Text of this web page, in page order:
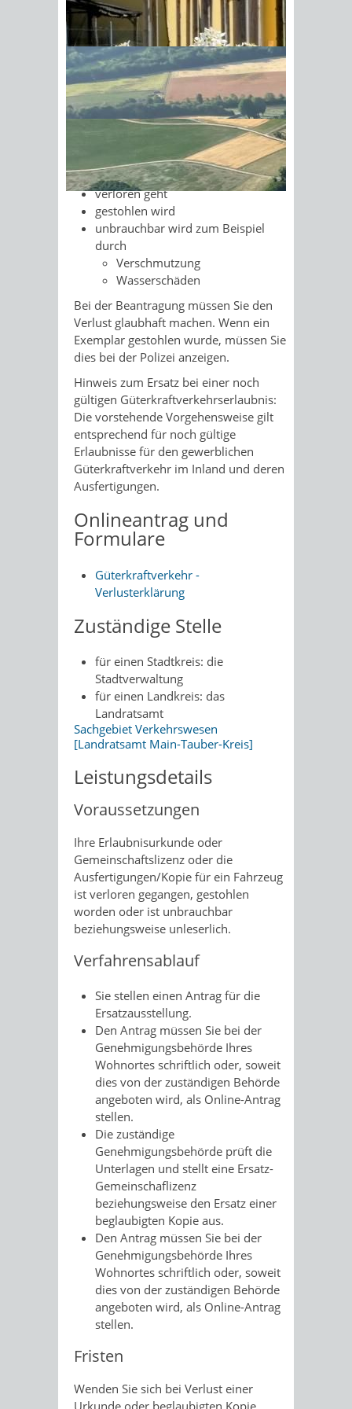
Sonnenschein am Morgen im
Ahornwald
Für den gewerblichen
Güterkraftverkehr benötigen Sie eine
Gemeinschaftslizenz.
Darüber hinaus benötigen Sie für jedes
Fahrzeug eine beglaubigte Kopie der
Gemeinschaftslizenz.
Sie müssen jede Urkunde oder
beglaubigte Kopie ersetzen lassen,
verloren geht
gestohlen wird
unbrauchbar wird zum Beispiel
durch
Verschmutzung
Wasserschäden
Bei der Beantragung müssen Sie den
Verlust glaubhaft machen. Wenn ein
Exemplar gestohlen wurde, müssen Sie
dies bei der Polizei anzeigen.
Hinweis zum Ersatz bei einer noch
gültigen Güterkraftverkehrserlaubnis:
Die vorstehende Vorgehensweise gilt
entsprechend für noch gültige
Erlaubnisse für den gewerblichen
Güterkraftverkehr im Inland und deren
Ausfertigungen.
Onlineantrag und
Formulare
Güterkraftverkehr -
Verlusterklärung
Zuständige Stelle
für einen Stadtkreis: die
Stadtverwaltung
für einen Landkreis: das
Landratsamt
Sachgebiet Verkehrswesen
[Landratsamt Main-Tauber-Kreis]
Leistungsdetails
Voraussetzungen
Ihre Erlaubnisurkunde oder
Gemeinschaftslizenz oder die
Ausfertigungen/Kopie für ein Fahrzeug
ist verloren gegangen, gestohlen
worden oder ist unbrauchbar
beziehungsweise unleserlich.
Verfahrensablauf
Sie stellen einen Antrag für die
Ersatzausstellung.
Den Antrag müssen Sie bei der
Genehmigungsbehörde Ihres
Wohnortes schriftlich oder, soweit
dies von der zuständigen Behörde
angeboten wird, als Online-Antrag
stellen.
Die zuständige
Genehmigungsbehörde prüft die
Unterlagen und stellt eine Ersatz-
Gemeinschaflizenz
beziehungsweise den Ersatz einer
beglaubigten Kopie aus.
Den Antrag müssen Sie bei der
Genehmigungsbehörde Ihres
Wohnortes schriftlich oder, soweit
dies von der zuständigen Behörde
angeboten wird, als Online-Antrag
stellen.
Fristen
Wenden Sie sich bei Verlust einer
Urkunde oder beglaubigten Kopie